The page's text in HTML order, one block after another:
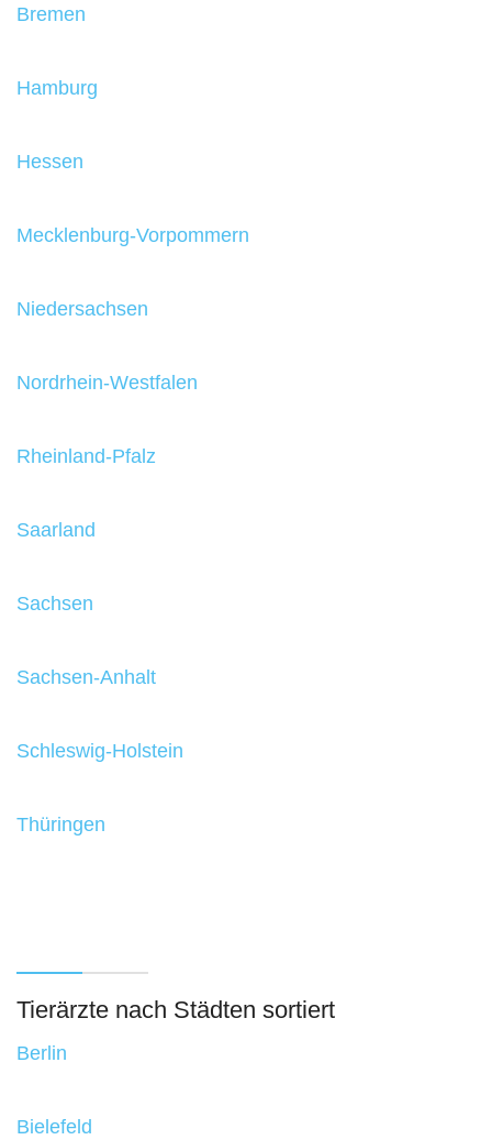
Bremen
Hamburg
Hessen
Mecklenburg-Vorpommern
Niedersachsen
Nordrhein-Westfalen
Rheinland-Pfalz
Saarland
Sachsen
Sachsen-Anhalt
Schleswig-Holstein
Thüringen
Tierärzte nach Städten sortiert
Berlin
Bielefeld